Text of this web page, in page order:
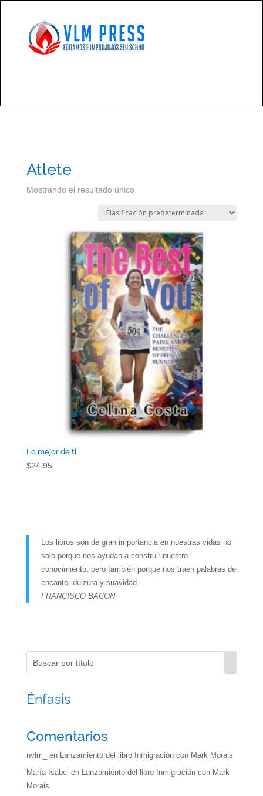
Atlete
Mostrando el resultado único
Lo mejor de ti
$24.95
Los libros son de gran importancia en nuestras vidas no
solo porque nos ayudan a construir nuestro
conocimiento, pero también porque nos traen palabras de
encanto, dulzura y suavidad.
FRANCISCO BACON
Énfasis
Comentarios
nvlm_ en Lanzamiento del libro Inmigración con Mark Morais
María Isabel en Lanzamiento del libro Inmigración con Mark
Morais